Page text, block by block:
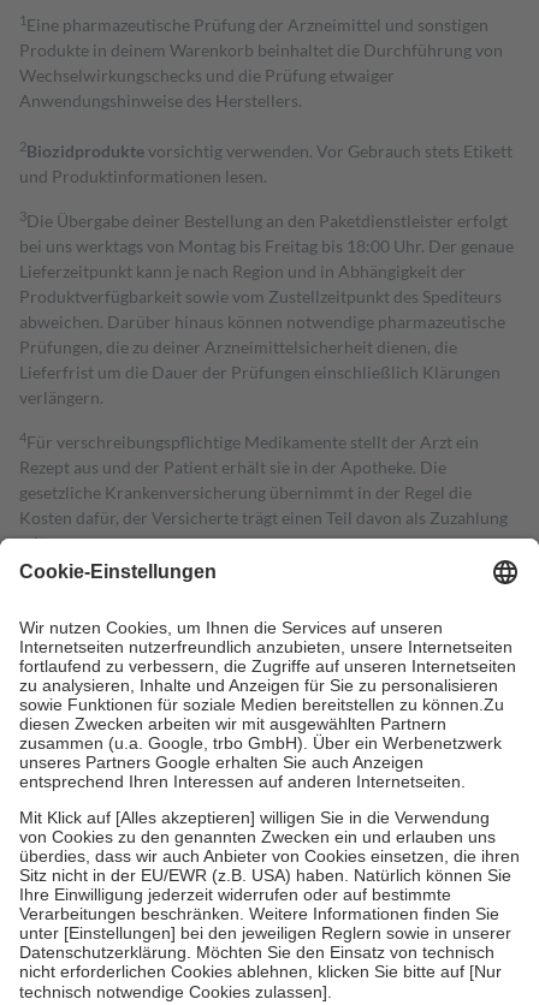
1 Eine pharmazeutische Prüfung der Arzneimittel und sonstigen
Produkte in deinem Warenkorb beinhaltet die Durchführung von
Wechselwirkungschecks und die Prüfung etwaiger
Anwendungshinweise des Herstellers.
2Biozidproduktevorsichtig verwenden. Vor Gebrauch stets Etikett
und Produktinformationen lesen.
3Die Übergabe deiner Bestellung an den Paketdienstleister erfolgt
bei uns werktags von Montag bis Freitag bis 18:00 Uhr. Der genaue
Lieferzeitpunkt kann je nach Region und in Abhängigkeit der
Produktverfügbarkeit sowie vom Zustellzeitpunkt des Spediteurs
abweichen. Darüber hinaus können notwendige pharmazeutische
Prüfungen, die zu deiner Arzneimittelsicherheit dienen, die
Lieferfrist um die Dauer der Prüfungen einschließlich Klärungen
verlängern.
4Für verschreibungspflichtige Medikamente stellt der Arzt ein
Rezept aus und der Patient erhält sie in der Apotheke. Die
gesetzliche Krankenversicherung übernimmt in der Regel die
Kosten dafür, der Versicherte trägt einen Teil davon als Zuzahlung
mit.
Grundsätzlich leisten Mitglieder Zuzahlungen in Höhe von zehn
höchstens zehn Euro.
Es sind jedoch nie mehr als die tatsächlichen
Kosten der Leistung zu entrichten.
Diese Regeln gelten grundsätzlich auch für Online-Apotheken.
Bei Heilmitteln und häuslicher Krankenpflege beträgt die
Zuzahlung zehn Prozent der Kosten sowie zehn Euro je
Verordnung.
Um das Engagement der Versicherten für ihre eigene Gesundheit zu
stärken und die besondere Stellung der Familie zu unterstützen,
fallenkeine Zuzahlungenan bei:
• Kindern und Jugendlichen bis zum vollendeten 18. Lebensjahr
mit Ausnahme der Fahrkosten
• Untersuchungen zur Vorsorge und Früherkennung, die von der
GKV getragen werden
• empfohlenen Schutzimpfungen
• Harn- und Blutteststreifen